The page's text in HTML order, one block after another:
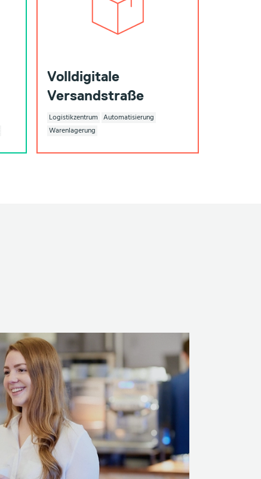
Volldigitale
Versandstraße
Logistikzentrum Automatisierung
Warenlagerung